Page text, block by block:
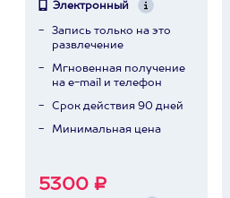
Электронный
Запись только на это
развлечение
Мгновенная получение
на e-mail и телефон
Срок действия 90 дней
Минимальная цена
5300 ₽